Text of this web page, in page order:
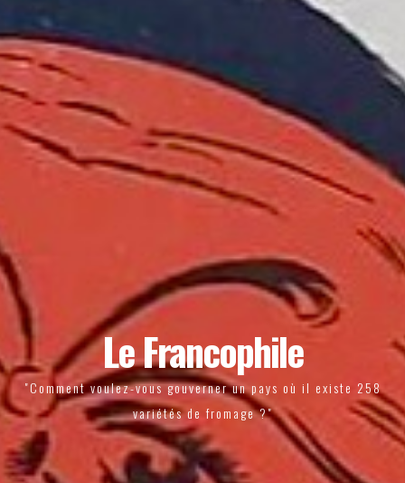
Le Francophile
"Comment voulez-vous gouverner un pays où il existe 258
variétés de fromage ?"